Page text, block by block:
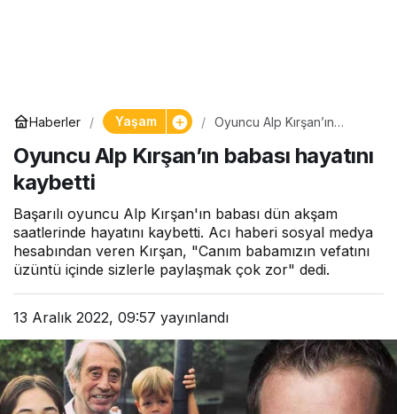
Haberler Yaşam
Oyuncu Alp Kırşan’ın
Oyuncu Alp Kırşan’ın babası hayatını
kaybetti
Başarılı oyuncu Alp Kırşan'ın babası dün akşam
saatlerinde hayatını kaybetti. Acı haberi sosyal medya
hesabından veren Kırşan, "Canım babamızın vefatını
üzüntü içinde sizlerle paylaşmak çok zor" dedi.
13 Aralık 2022, 09:57 yayınlandı